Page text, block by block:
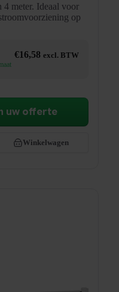
4 meter. Ideaal voor
op
€16,58 excl. BTW
Winkelwagen
uw offerte